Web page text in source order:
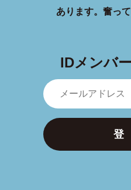
あります。 奮っ
IDメンバ